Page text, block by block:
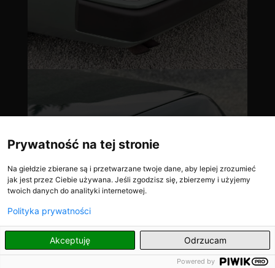
PL
Prywatność na tej stronie
Na giełdzie zbierane są i przetwarzane twoje dane, aby lepiej zrozumieć
jak jest przez Ciebie używana. Jeśli zgodzisz się, zbierzemy i użyjemy
twoich danych do analityki internetowej.
Polityka prywatności
Akceptuję Odrzucam
Powered by